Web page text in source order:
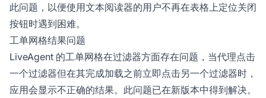
此问题，以便使用文本阅读器的用户不再在表格上定位关闭
按钮时遇到困难。
工单网格结果问题
LiveAgent 的工单网格在过滤器方面存在问题，当代理点击
一个过滤器但在其完成加载之前立即点击另一个过滤器时，
应用会显示不正确的结果。此问题已在新版本中得到解决。